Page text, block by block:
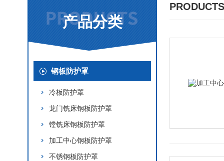
产品分类
钢板防护罩
冷板防护罩
龙门铣床钢板防护罩
镗铣床钢板防护罩
加工中心钢板防护罩
不锈钢板防护罩